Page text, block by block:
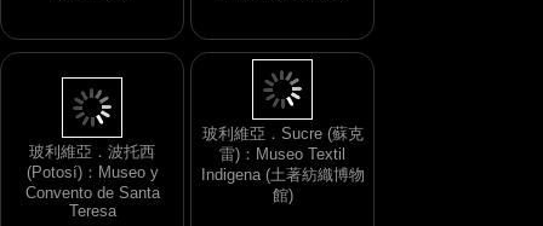
玻利維亞．波托西
(Potosí)：Museo y
Convento de Santa
玻利維亞．Sucre (蘇克